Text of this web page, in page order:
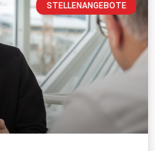
STELLENANGEBOTE